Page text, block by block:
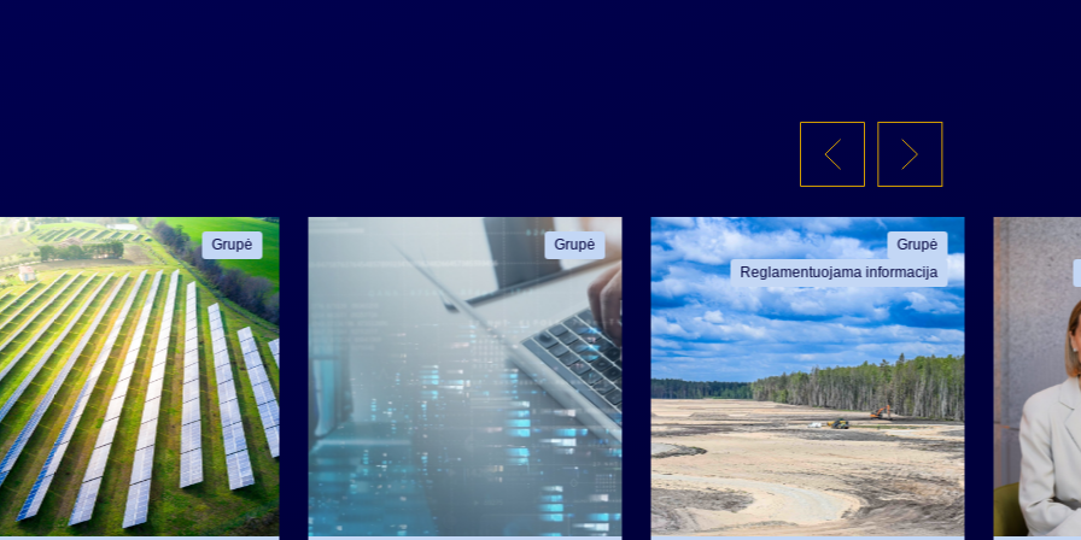
Grupė Grupė
Grupė
Reglamentuojama informacija